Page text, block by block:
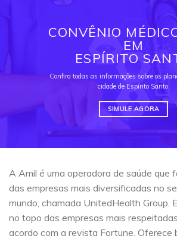
CONVÊNIO
EM
ESPÍRITO
Confira todas as informações sobre os
cidade de Espírito Santo.
SIMULE AGORA
A Amil é uma operadora de saúde que
das empresas mais diversificadas no
mundo, chamada UnitedHealth Group.
no topo das empresas mais
acordo com a revista Fortune. Oferece